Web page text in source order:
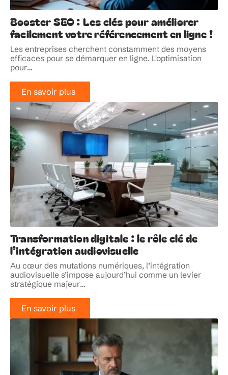
Booster SEO : Les clés pour améliorer
facilement votre référencement en ligne !
Les entreprises cherchent constamment des moyens
efficaces pour se démarquer en ligne. L'optimisation
pour…
En savoir plus
Transformation digitale : le rôle clé de
l’intégration audiovisuelle
Au cœur des mutations numériques, l’intégration
audiovisuelle s’impose aujourd’hui comme un levier
stratégique majeur…
En savoir plus